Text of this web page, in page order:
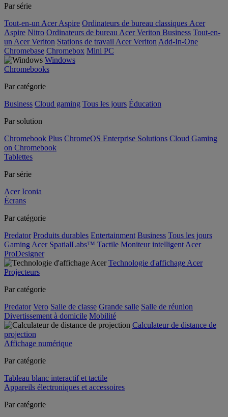
Par série
Tout-en-un Acer Aspire Ordinateurs de bureau classiques Acer
Aspire Nitro Ordinateurs de bureau Acer Veriton Business Tout-en-
un Acer Veriton Stations de travail Acer Veriton Add-In-One
Chromebase Chromebox Mini PC
Windows
Chromebooks
Par catégorie
Business Cloud gaming Tous les jours Éducation
Par solution
Chromebook Plus ChromeOS Enterprise Solutions Cloud Gaming
on Chromebook
Tablettes
Par série
Acer Iconia
Écrans
Par catégorie
Predator Produits durables Entertainment Business Tous les jours
Gaming Acer SpatialLabs™ Tactile Moniteur intelligent Acer
ProDesigner
Technologie d'affichage Acer
Projecteurs
Par catégorie
Predator Vero Salle de classe Grande salle Salle de réunion
Divertissement à domicile Mobilité
Calculateur de distance de
projection
Affichage numérique
Par catégorie
Tableau blanc interactif et tactile
Appareils électroniques et accessoires
Par catégorie